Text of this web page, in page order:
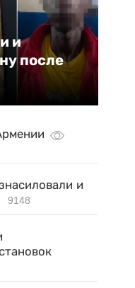
и
после
и
9148